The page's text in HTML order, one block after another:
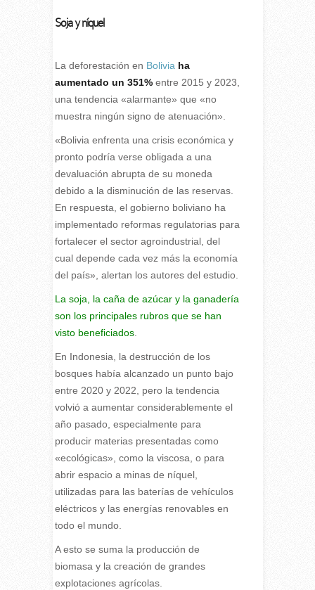
Soja y níquel
La deforestación en Bolivia ha
aumentado un 351%entre 2015 y 2023,
una tendencia «alarmante» que «no
muestra ningún signo de atenuación».
«Bolivia enfrenta una crisis económica y
pronto podría verse obligada a una
devaluación abrupta de su moneda
debido a la disminución de las reservas.
En respuesta, el gobierno boliviano ha
implementado reformas regulatorias para
fortalecer el sector agroindustrial, del
cual depende cada vez más la economía
del país», alertan los autores del estudio.
La soja, la caña de azúcar y la ganadería
son los principales rubros que se han
visto beneficiados.
En Indonesia, la destrucción de los
bosques había alcanzado un punto bajo
entre 2020 y 2022, pero la tendencia
volvió a aumentar considerablemente el
año pasado, especialmente para
producir materias presentadas como
«ecológicas», como la viscosa, o para
abrir espacio a minas de níquel,
utilizadas para las baterías de vehículos
eléctricos y las energías renovables en
todo el mundo.
A esto se suma la producción de
biomasa y la creación de grandes
explotaciones agrícolas.